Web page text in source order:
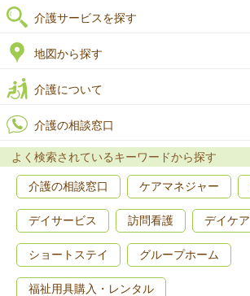
介護サービスを探す
地図から探す
介護について
介護の相談窓口
よく検索されているキーワードから探す
介護の相談窓口 ケアマネジャー
デイサービス 訪問看護 デイケア
ショートステイ グループホーム
福祉用具購入・レンタル